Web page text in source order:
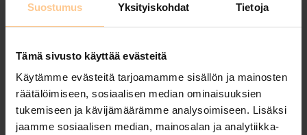
Suostumus Yksityiskohdat Tietoja
Tämä sivusto käyttää evästeitä
Käytämme evästeitä tarjoamamme sisällön ja mainosten
räätälöimiseen, sosiaalisen median ominaisuuksien
tukemiseen ja kävijämäärämme analysoimiseen. Lisäksi
jaamme sosiaalisen median, mainosalan ja analytiikka-
Meriluodon Tähti
Posted byOmar Bakron17.1.2021